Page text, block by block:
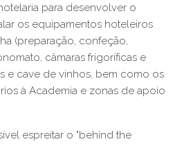
para desenvolver o
os equipamentos hoteleiros
(preparação, confeção,
câmaras frigoríficas e
e cave de vinhos, bem como os
à Academia e zonas de apoio
espreitar o "behind the